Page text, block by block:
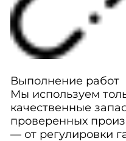
Выполнение работ
Мы используем
качественные
проверенных
— от регулировки